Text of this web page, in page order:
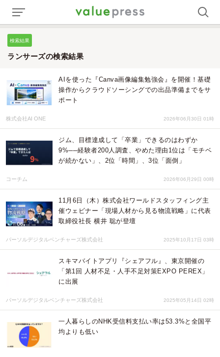
検索結果
ランサーズの検索結果
AIを使った『Canva画像編集勉強会』を開催！基礎
操作からクラウドソーシングでの出品準備までをサ
ポート
株式会社AI ONE 2026年06月30日 01時
ジム、目標達成して「卒業」できるのはわずか
9%──経験者200人調査、やめた理由1位は「モチベ
が続かない」、2位「時間」、3位「面倒」
コーチム 2026年06月29日 00時
11月6日（木）株式会社ワールドスタッフィング主
催ウェビナー「現場人材から見る物流戦略」に代表
取締役社長 横井 聡が登壇
パーソルデジタルベンチャーズ株式会社 2025年10月17日 03時
スキマバイトアプリ『シェアフル』、東京開催の
「第1回 人材不足・人手不足対策EXPO PEREX」
に出展
パーソルデジタルベンチャーズ株式会社 2025年05月14日 02時
一人暮らしのNHK受信料支払い率は53.3%と全国平
均よりも低い